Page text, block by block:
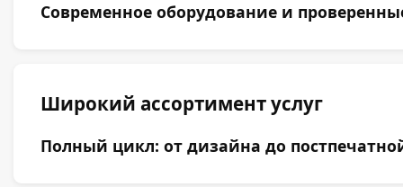
Современное оборудование и
Широкий ассортимент услуг
Полный цикл: от дизайна до